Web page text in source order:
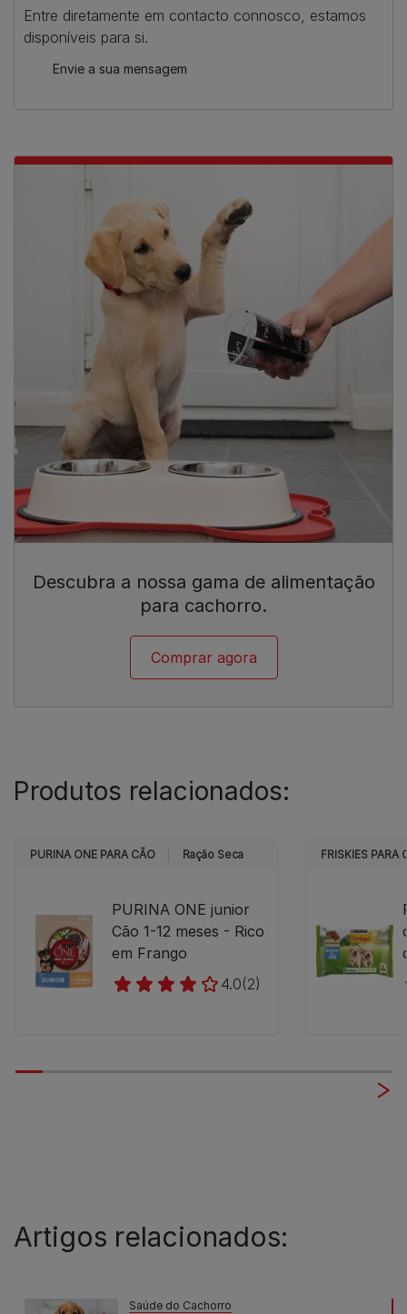
Entre diretamente em contacto connosco, estamos
disponíveis para si.
Envie a sua mensagem
Descubra a nossa gama de alimentação
para cachorro.
Comprar agora
Produtos relacionados:
PURINA ONE PARA CÃO Ração Seca
PURINA ONE junior
Cão 1-12 meses - Rico
em Frango
4.0(2)
FRISKIES PARA
Artigos relacionados:
Saúde do Cachorro